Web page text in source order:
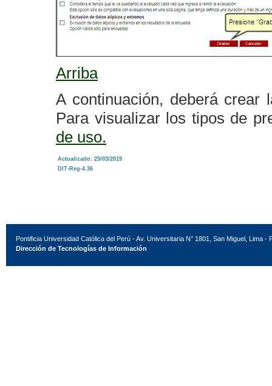
Arriba
A continuación, deberá crear
Para visualizar los tipos de
de uso.
Actualizado: 25/03/2019
DIT-Reg-4.36
Pontificia Universidad Católica del Perú - Av. Universitaria N° 1801, San Miguel, Lima -
Dirección de Tecnologías de Información